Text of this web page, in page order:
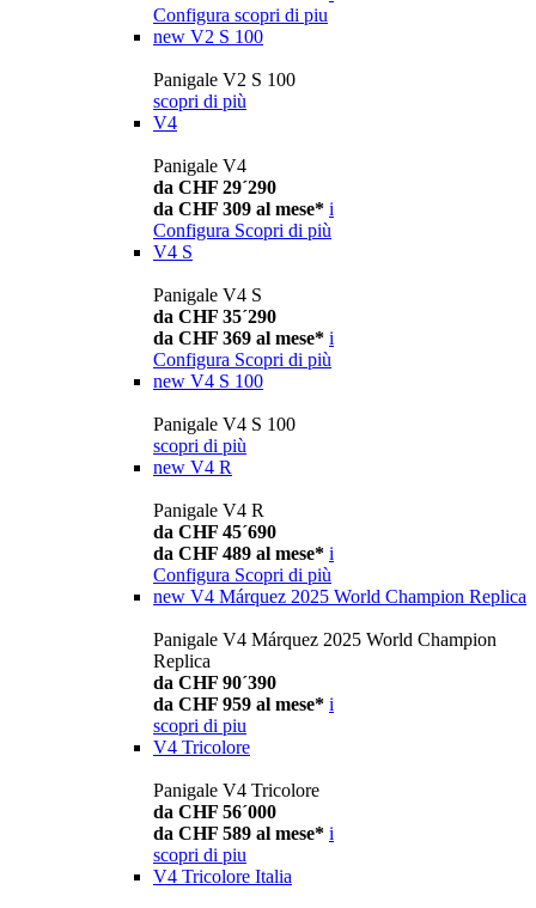
Configura scopri di piu
new V2 S 100
Panigale V2 S 100
scopri di più
V4
Panigale V4
da CHF 29´290
da CHF 309 al mese* i
Configura Scopri di più
V4 S
Panigale V4 S
da CHF 35´290
da CHF 369 al mese* i
Configura Scopri di più
new V4 S 100
Panigale V4 S 100
scopri di più
new V4 R
Panigale V4 R
da CHF 45´690
da CHF 489 al mese* i
Configura Scopri di più
new V4 Márquez 2025 World Champion Replica
Panigale V4 Márquez 2025 World Champion
Replica
da CHF 90´390
da CHF 959 al mese* i
scopri di piu
V4 Tricolore
Panigale V4 Tricolore
da CHF 56´000
da CHF 589 al mese* i
scopri di piu
V4 Tricolore Italia